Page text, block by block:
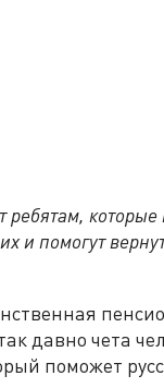
и помогут
давно чета
поможет